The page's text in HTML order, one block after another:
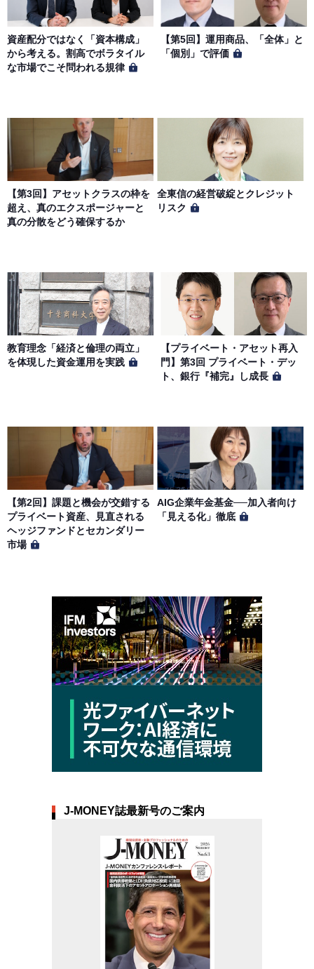
資産配分ではなく「資本構成」
から考える。割高でボラタイル
な市場でこそ問われる規律
【第5回】運用商品、「全体」と
「個別」で評価
【第3回】アセットクラスの枠を
超え、真のエクスポージャーと
真の分散をどう確保するか
全東信の経営破綻とクレジット
リスク
教育理念「経済と倫理の両立」
を体現した資金運用を実践
【プライベート・アセット再入
門】第3回 プライベート・デッ
ト、銀行『補完』し成長
【第2回】課題と機会が交錯する
プライベート資産、見直される
ヘッジファンドとセカンダリー
市場
AIG企業年金基金──加入者向け
「見える化」徹底
J-MONEY誌最新号のご案内